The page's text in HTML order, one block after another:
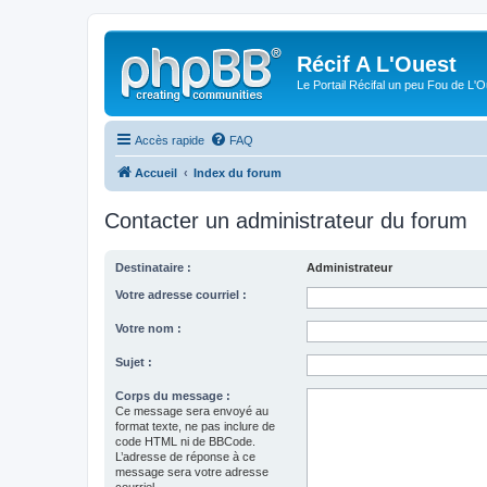
Récif A L'Ouest
Le Portail Récifal un peu Fou de
Accès rapide FAQ
Accueil Index du forum
Contacter un administrateur du forum
Destinataire : Administrateur
Votre adresse courriel :
Votre nom :
Sujet :
Corps du message :
Ce message sera envoyé au
format texte, ne pas inclure de
code HTML ni de BBCode.
L’adresse de réponse à ce
message sera votre adresse